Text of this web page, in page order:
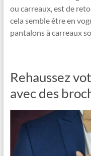
ou carreaux, est de
cela semble être en
pantalons à carreaux
Rehaussez
avec des